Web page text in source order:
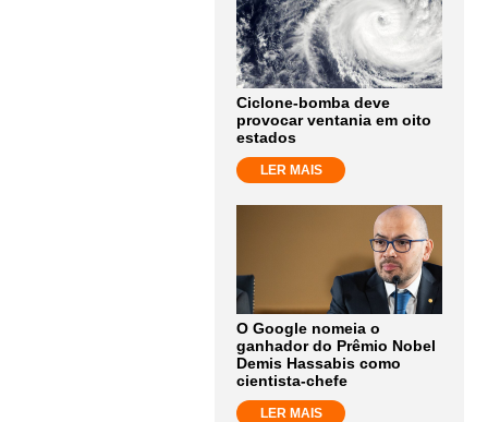
Ciclone-bomba deve
provocar ventania em oito
estados
LER MAIS
O Google nomeia o
ganhador do Prêmio Nobel
Demis Hassabis como
cientista-chefe
LER MAIS